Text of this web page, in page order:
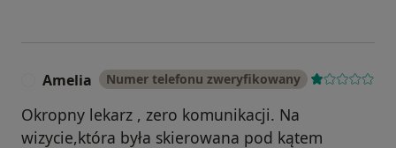
Amelia Numer telefonu zweryfikowany
Okropny lekarz , zero komunikacji. Na
wizycie,która była skierowana pod kątem